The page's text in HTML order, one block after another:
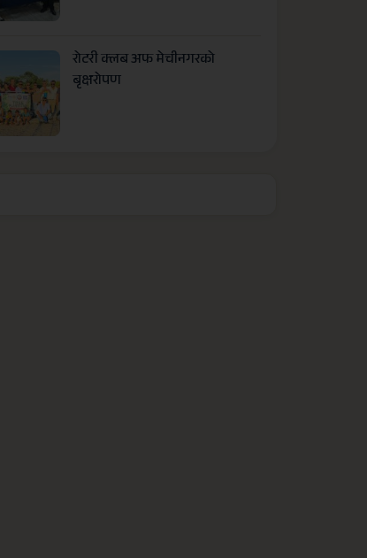
रोटरी क्लब अफ मेचीनगरको
बृक्षरोपण